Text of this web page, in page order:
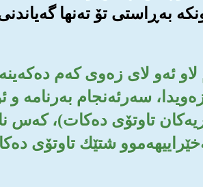
به‌ڕاستی تۆ ته‌نها
لاو ئه‌و لای زه‌وی که‌م
سه‌رئه‌نجام به‌رنامه
تاوتۆی ده‌کات)، که‌س
شتێك تاوتۆی